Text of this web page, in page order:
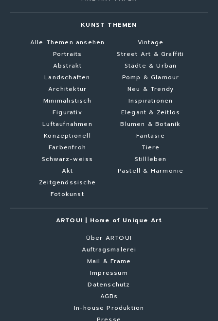
KUNST THEMEN
Alle Themen ansehen
Portraits
Abstrakt
Landschaften
Architektur
Minimalistisch
Figurativ
Luftaufnahmen
Konzeptionell
Farbenfroh
Schwarz-weiss
Akt
Zeitgenössische
Fotokunst
Vintage
Street Art & Graffiti
Städte & Urban
Pomp & Glamour
Neu & Trendy
Inspirationen
Elegant & Zeitlos
Blumen & Botanik
Fantasie
Tiere
Stillleben
Pastell & Harmonie
ARTOUI | Home of Unique Art
Über ARTOUI
Auftragsmalerei
Mail & Frame
Impressum
Datenschutz
AGBs
In-house Produktion